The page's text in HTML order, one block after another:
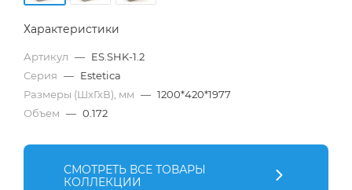
Характеристики
Артикул — ES.SHK-1.2
Серия — Estetica
Размеры (ШхГхВ), мм — 1200*420*1977
Объем — 0.172
СМОТРЕТЬ ВСЕ ТОВАРЫ
КОЛЛЕКЦИИ